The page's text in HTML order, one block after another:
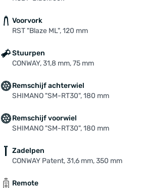
Voorvork
RST "Blaze ML", 120 mm
Stuurpen
CONWAY, 31,8 mm, 75 mm
Remschijf achterwiel
SHIMANO "SM-RT30", 180 mm
Remschijf voorwiel
SHIMANO "SM-RT30", 180 mm
Zadelpen
CONWAY Patent, 31,6 mm, 350 mm
Remote